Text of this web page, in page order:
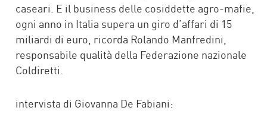
caseari. E il business delle cosiddette agro-mafie,
ogni anno in Italia supera un giro d’affari di 15
miliardi di euro, ricorda Rolando Manfredini,
responsabile qualità della Federazione nazionale
Coldiretti.
intervista di Giovanna De Fabiani: